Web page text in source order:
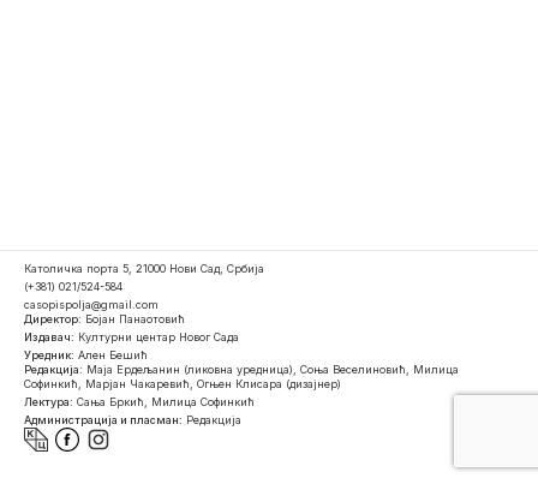
Католичка порта 5, 21000 Нови Сад, Србија
(+381) 021/524-584
casopispolja@gmail.com
Директор: Бојан Панаотовић
Издавач: Културни центар Новог Сада
Уредник: Ален Бешић
Редакција: Маја Ердељанин (ликовна уредница), Соња Веселиновић, Милица
Софинкић, Марјан Чакаревић, Огњен Клисара (дизајнер)
Лектура: Сања Бркић, Милица Софинкић
Администрација и пласман: Редакција